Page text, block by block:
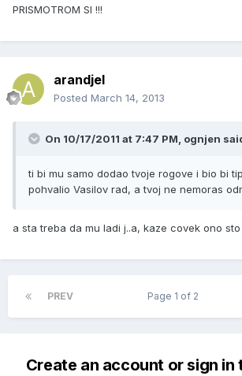
PRISMOTROM SI !!!
arandjel
Posted March 14, 2013
On 10/17/2011 at 7:47 PM, ognjen
ti bi mu samo dodao tvoje rogove i bio bi
pohvalio Vasilov rad, a tvoj ne nemoras
a sta treba da mu ladi j..a, kaze covek ono sto
PREV Page 1 of 2
Create an account or sign in